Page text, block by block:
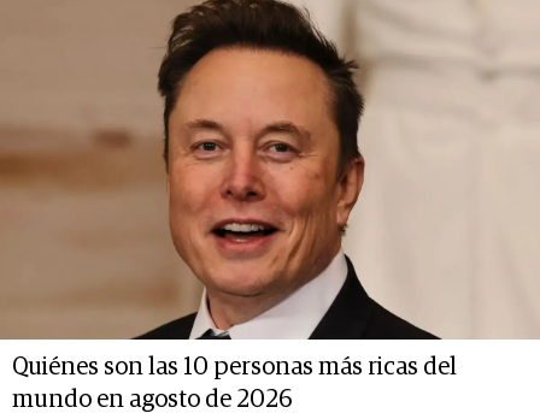
Quiénes son las 10 personas más ricas del
mundo en agosto de 2026